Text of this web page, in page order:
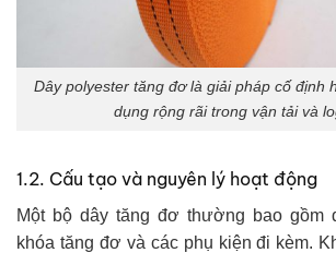
Dây polyester tăng đơ là giải pháp cố định
dụng rộng rãi trong vận tải và
1.2. Cấu tạo và nguyên lý hoạt động
Một bộ dây tăng đơ thường bao gồm
khóa tăng đơ và các phụ kiện đi kèm.